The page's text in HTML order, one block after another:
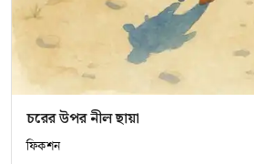
চরের উপর নীল ছায়া
ফিকশন